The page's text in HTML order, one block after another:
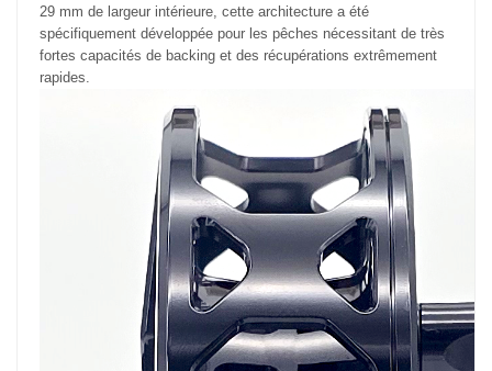
29 mm de largeur intérieure, cette architecture a été
spécifiquement développée pour les pêches nécessitant de très
fortes capacités de backing et des récupérations extrêmement
rapides.